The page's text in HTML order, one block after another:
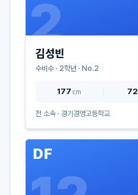
2
김성빈
수비수· 2학년 · No.2
177 cm 72
전 소속 · 경기경영고등학교
DF